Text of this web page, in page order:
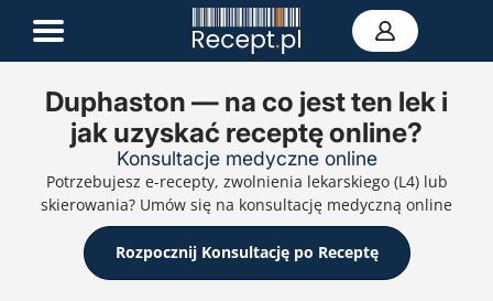
E-recepta
Zwolnienie L4
E-skierowanie
Teleporada
Portal zdrowia
Kontakt
Duphaston — na co jest ten lek i
jak uzyskać receptę online?
Konsultacje medyczne online
Potrzebujesz e-recepty, zwolnienia lekarskiego (L4) lub
skierowania? Umów się na konsultację medyczną online
Rozpocznij Konsultację po Receptę